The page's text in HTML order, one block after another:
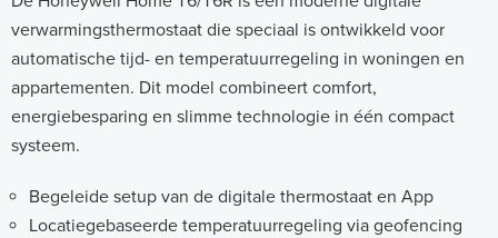
verwarmingsthermostaat die speciaal is ontwikkeld voor
automatische tijd- en temperatuurregeling in woningen en
appartementen. Dit model combineert comfort,
energiebesparing en slimme technologie in één compact
systeem.
Begeleide setup van de digitale thermostaat en App
Locatiegebaseerde temperatuurregeling via geofencing